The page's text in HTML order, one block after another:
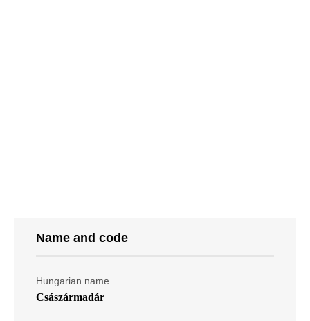
Name and code
Hungarian name
Császármadár